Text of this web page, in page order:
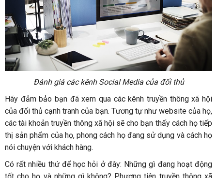
Đánh giá các kênh Social Media của đối thủ
Hãy đảm bảo bạn đã xem qua các kênh truyền thông xã hội
của đối thủ cạnh tranh của bạn. Tương tự như website của họ,
các tài khoản truyền thông xã hội sẽ cho bạn thấy cách họ tiếp
thị sản phẩm của họ, phong cách họ đang sử dụng và cách họ
nói chuyện với khách hàng.
Có rất nhiều thứ để học hỏi ở đây: Những gì đang hoạt động